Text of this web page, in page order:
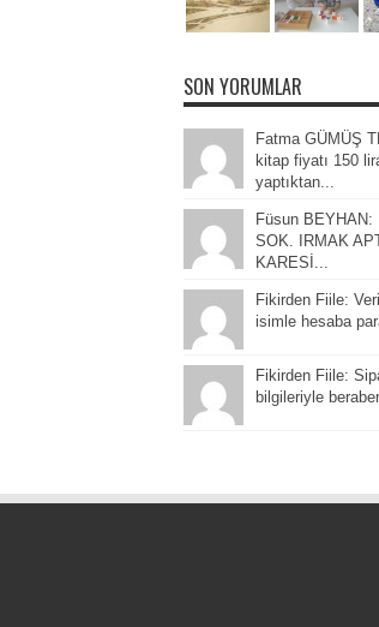
SON YORUMLAR
Fatma GÜMÜŞ
kitap fiyatı 150
yaptıktan...
Füsun
SOK. IRMAK
KARESİ...
Fikirden Fiile:
isimle hesaba
Fikirden Fiile:
bilgileriyle